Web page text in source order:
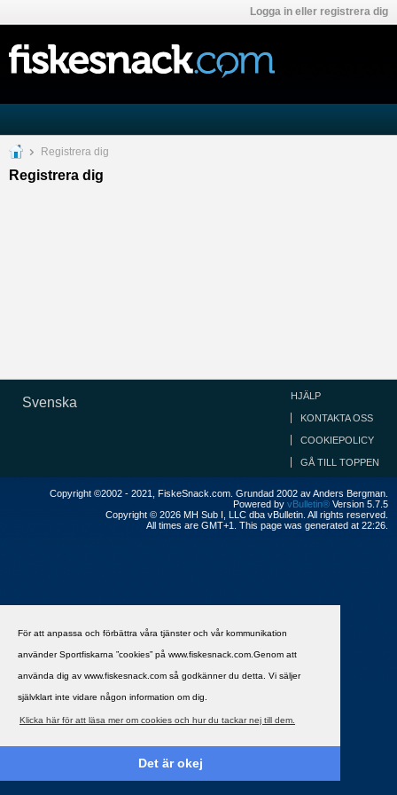
För att anpassa och förbättra våra tjänster och vår kommunikation
använder Sportfiskarna ”cookies” på www.fiskesnack.com.Genom att
använda dig av www.fiskesnack.com så godkänner du detta. Vi säljer
självklart inte vidare någon information om dig.
Klicka här för att läsa mer om cookies och hur du tackar nej till dem.
Det är okej
Logga in eller registrera dig
Registrera dig
Registrera dig
Svenska HJÄLP
KONTAKTA OSS
COOKIEPOLICY
GÅ TILL TOPPEN
Copyright ©2002 - 2021, FiskeSnack.com. Grundad 2002 av Anders Bergman.
Powered by vBulletin® Version 5.7.5
Copyright © 2026 MH Sub I, LLC dba vBulletin. All rights reserved.
All times are GMT+1. This page was generated at 22:26.